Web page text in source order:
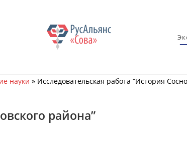
науки » Исследовательская работа “История
района”